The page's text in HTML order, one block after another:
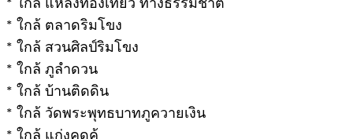
* ใกล้ ตลาดริมโขง
* ใกล้ สวนศิลป์ริมโขง
* ใกล้ ภูลำดวน
* ใกล้ บ้านติดดิน
* ใกล้ วัดพระพุทธบาทภูควายเงิน
* ใกล้ แก่งคุดคู้